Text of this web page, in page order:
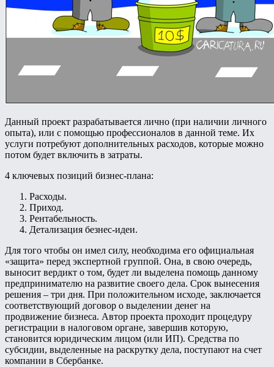
Данный проект разрабатывается лично (при наличии личного
опыта), или с помощью профессионалов в данной теме. Их
услуги потребуют дополнительных расходов, которые можно
потом будет включить в затраты.
4 ключевых позиций бизнес-плана:
Расходы.
Приход.
Рентабельность.
Детализация безнес-идеи.
Для того чтобы он имел силу, необходима его официальная
«защита» перед экспертной группой. Она, в свою очередь,
выносит вердикт о том, будет ли выделена помощь данному
предпринимателю на развитие своего дела. Срок вынесения
решения – три дня. При положительном исходе, заключается
соответствующий договор о выделении денег на
продвижение бизнеса. Автор проекта проходит процедуру
регистрации в налоговом органе, завершив которую,
становится юридическим лицом (или ИП). Средства по
субсидии, выделенные на раскрутку дела, поступают на счет
компании в Сбербанке.